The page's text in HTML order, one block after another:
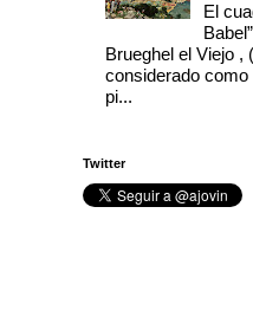
El
Brueghel el Viejo ,
considerado
pi...
Twitter